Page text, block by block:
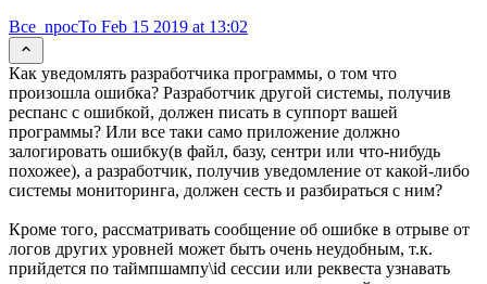
Bce_npocTo Feb 15 2019 at 13:02
Как уведомлять разработчика программы, о том что
произошла ошибка? Разработчик другой системы, получив
респанс с ошибкой, должен писать в суппорт вашей
программы? Или все таки само приложение должно
залогировать ошибку(в файл, базу, сентри или что-нибудь
похожее), а разработчик, получив уведомление от какой-либо
системы мониторинга, должен сесть и разбираться с ним?
Кроме того, рассматривать сообщение об ошибке в отрыве от
логов других уровней может быть очень неудобным, т.к.
прийдется по таймпшампу\id сессии или реквеста узнавать